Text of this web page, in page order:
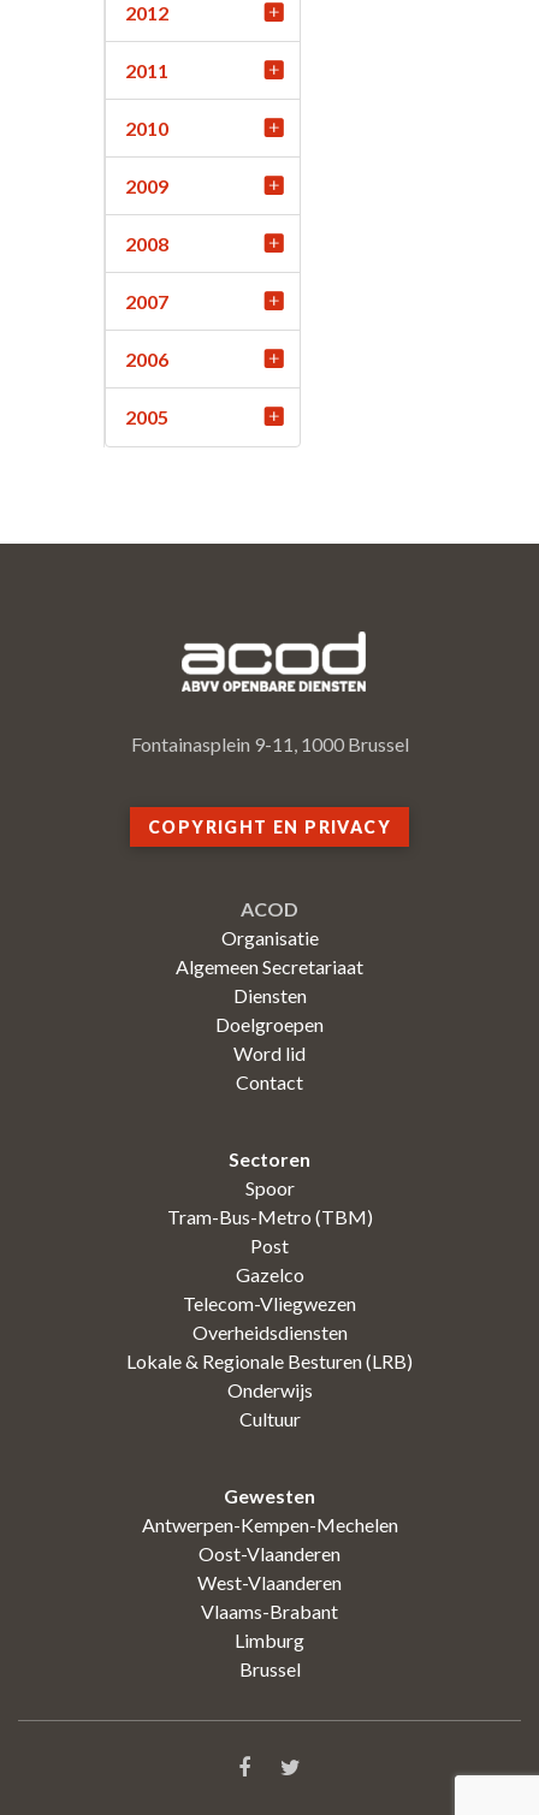
2012
2011
2010
2009
2008
2007
2006
2005
Fontainasplein 9-11, 1000 Brussel
COPYRIGHT EN PRIVACY
ACOD
Organisatie
Algemeen Secretariaat
Diensten
Doelgroepen
Word lid
Contact
Sectoren
Spoor
Tram-Bus-Metro (TBM)
Post
Gazelco
Telecom-Vliegwezen
Overheidsdiensten
Lokale & Regionale Besturen (LRB)
Onderwijs
Cultuur
Gewesten
Antwerpen-Kempen-Mechelen
Oost-Vlaanderen
West-Vlaanderen
Vlaams-Brabant
Limburg
Brussel